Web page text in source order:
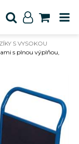
S VYSOKOU
s plnou výplňou,